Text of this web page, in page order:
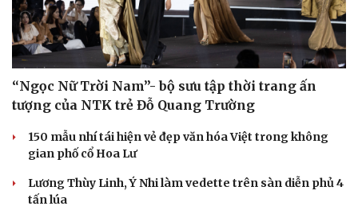
kỷ niệm 8 năm FC Online
THỜI TRANG